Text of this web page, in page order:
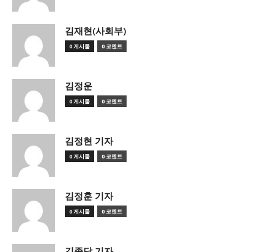
김재현(사회부)
0 게시물 0 코멘트
김정운
0 게시물 0 코멘트
김정현 기자
0 게시물 0 코멘트
김정훈 기자
0 게시물 0 코멘트